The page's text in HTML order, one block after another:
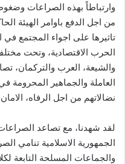
وارتباطاً بهذه الصراعات
من اجل الدفع باوامر الهيئة
تاثيرها على اجواء المجتمع في
الحرب الاقتصادية، وتحت
والشيعة، العرب والتركمان،
العاملة والجماهير
نضالاتهم من اجل الرفاه،
لقد شهدنا، مع تصاعد
الجمهورية الاسلامية تنامي
والجماعات المسلحة التابعة